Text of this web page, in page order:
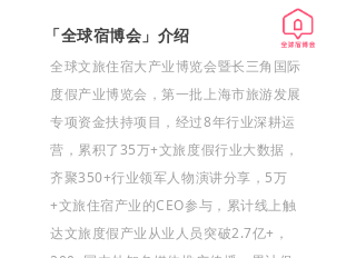
「全球宿博会」介绍
全球文旅住宿大产业博览会暨长三角国际
度假产业博览会，第一批上海市旅游发展
专项资金扶持项目，经过8年行业深耕运
营，累积了35万+文旅度假行业大数据，
齐聚350+行业领军人物演讲分享，5万
+文旅住宿产业的CEO参与，累计线上触
达文旅度假产业从业人员突破2.7亿+，